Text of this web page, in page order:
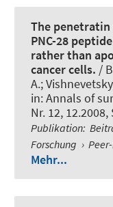
The penetratin
PNC-28
rather than
cancer cells. /
A.;
in:Annals of
Nr. 12, 12.2008,
Publikation:
Forschung ›
Mehr...